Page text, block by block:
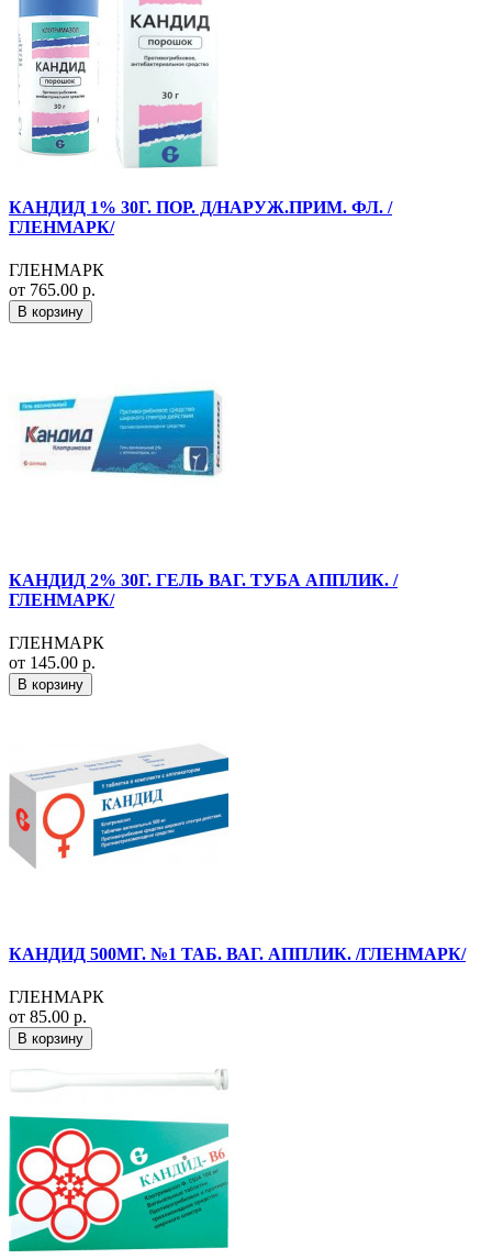
КАНДИД 1% 30Г. ПОР. Д/НАРУЖ.ПРИМ. ФЛ. /
ГЛЕНМАРК/
ГЛЕНМАРК
от 765.00 р.
В корзину
КАНДИД 2% 30Г. ГЕЛЬ ВАГ. ТУБА АППЛИК. /
ГЛЕНМАРК/
ГЛЕНМАРК
от 145.00 р.
В корзину
КАНДИД 500МГ. №1 ТАБ. ВАГ. АППЛИК. /ГЛЕНМАРК/
ГЛЕНМАРК
от 85.00 р.
В корзину